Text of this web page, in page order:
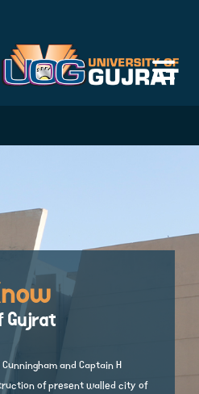
Gujrat
and Captain H
of present walled city of